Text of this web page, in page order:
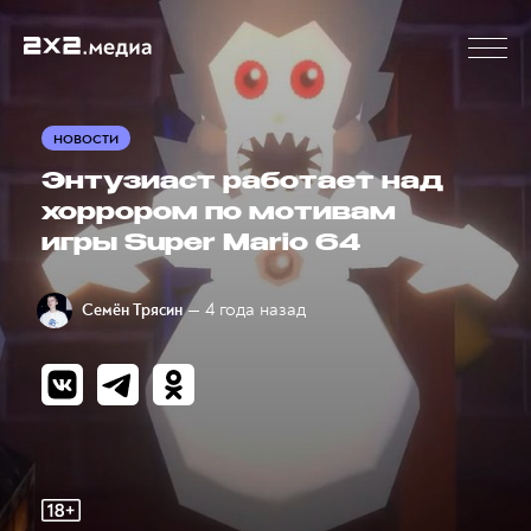
НОВОСТИ
Энтузиаст работает над
хоррором по мотивам
игры Super Mario 64
Семён Трясин — 4 года назад